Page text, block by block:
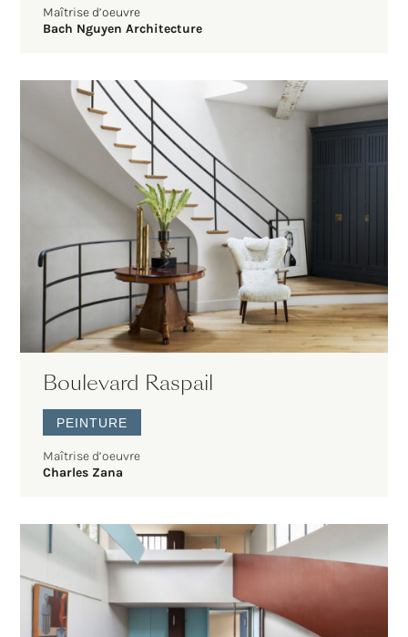
Maîtrise d’oeuvre
Bach Nguyen Architecture
Boulevard Raspail
PEINTURE
Maîtrise d’oeuvre
Charles Zana